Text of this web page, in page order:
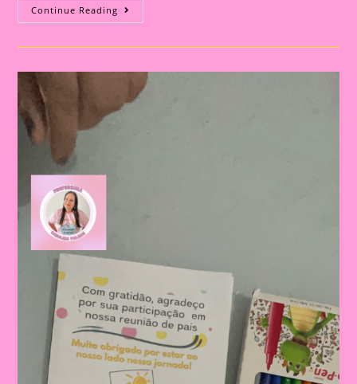
Continue Reading Lembrança
Para
Educação